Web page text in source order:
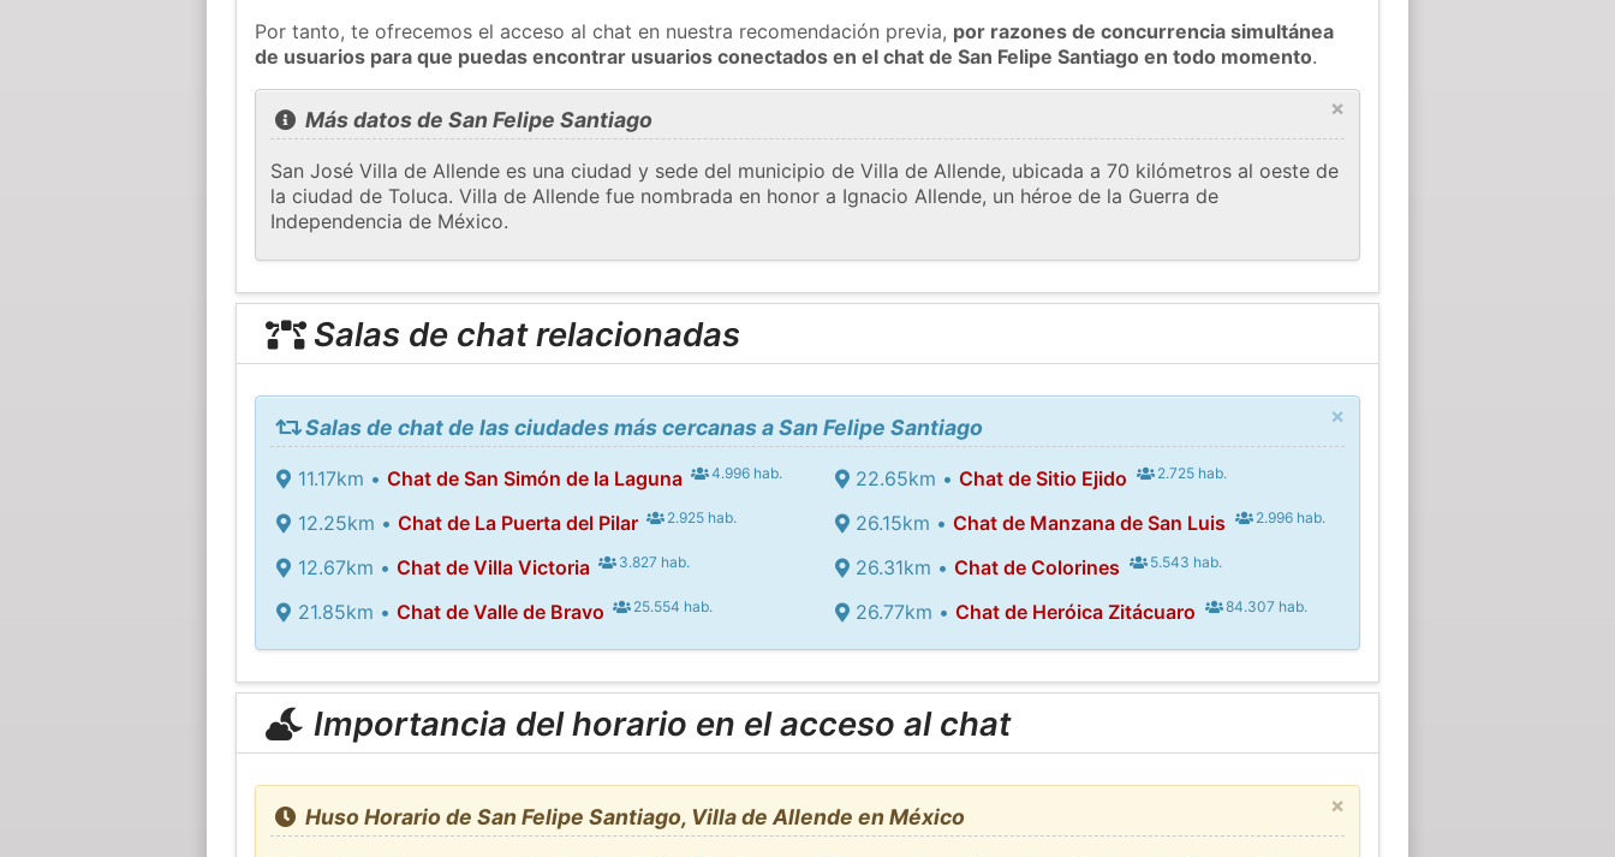
Por tanto, te ofrecemos el acceso al chat en nuestra recomendación previa, por razones de concurrencia simultánea
de usuarios para que puedas encontrar usuarios conectados en el chat de San Felipe Santiago en todo momento.
×
Más datos de San Felipe Santiago
San José Villa de Allende es una ciudad y sede del municipio de Villa de Allende, ubicada a 70 kilómetros al oeste de
la ciudad de Toluca. Villa de Allende fue nombrada en honor a Ignacio Allende, un héroe de la Guerra de
Independencia de México.
Salas de chat relacionadas
×
Salas de chat de las ciudades más cercanas a San Felipe Santiago
11.17km • Chat de San Simón de la Laguna 4.996 hab.
12.25km • Chat de La Puerta del Pilar 2.925 hab.
12.67km • Chat de Villa Victoria 3.827 hab.
21.85km • Chat de Valle de Bravo 25.554 hab.
22.65km •Chat de Sitio Ejido 2.725 hab.
26.15km •Chat de Manzana de San Luis 2.996 hab.
26.31km •Chat de Colorines 5.543 hab.
26.77km •Chat de Heróica Zitácuaro 84.307 hab.
Importancia del horario en el acceso al chat
×
Huso Horario de San Felipe Santiago, Villa de Allende en México